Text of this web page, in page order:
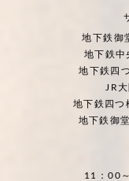
地下鉄御
地下鉄中
地下鉄四
JR
地下鉄四つ
地下鉄御
11：00